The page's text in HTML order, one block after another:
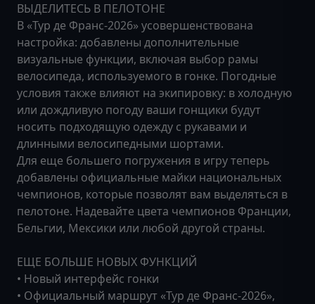
ВЫДЕЛИТЕСЬ В ПЕЛОТОНЕ
В «Тур де Франс-2026» усовершенствована
настройка: добавлены дополнительные
визуальные функции, включая выбор рамы
велосипеда, используемого в гонке. Погодные
условия также влияют на экипировку: в холодную
или дождливую погоду ваши гонщики будут
носить подходящую одежду с рукавами и
длинными велосипедными шортами.
Для еще большего погружения в игру теперь
добавлены официальные майки национальных
чемпионов, которые позволят вам выделяться в
пелотоне. Надевайте цвета чемпионов Франции,
Бельгии, Мексики или любой другой страны.
ЕЩЕ БОЛЬШЕ НОВЫХ ФУНКЦИЙ
• Новый интерфейс гонки
• Официальный маршрут «Тур де Франс-2026»,